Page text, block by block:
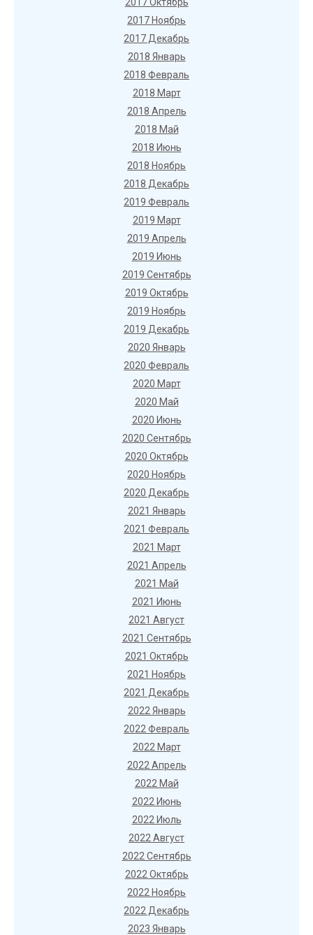
2017 Ноябрь
2017 Декабрь
2018 Январь
2018 Февраль
2018 Март
2018 Апрель
2018 Май
2018 Июнь
2018 Ноябрь
2018 Декабрь
2019 Февраль
2019 Март
2019 Апрель
2019 Июнь
2019 Сентябрь
2019 Октябрь
2019 Ноябрь
2019 Декабрь
2020 Январь
2020 Февраль
2020 Март
2020 Май
2020 Июнь
2020 Сентябрь
2020 Октябрь
2020 Ноябрь
2020 Декабрь
2021 Январь
2021 Февраль
2021 Март
2021 Апрель
2021 Май
2021 Июнь
2021 Август
2021 Сентябрь
2021 Октябрь
2021 Ноябрь
2021 Декабрь
2022 Январь
2022 Февраль
2022 Март
2022 Апрель
2022 Май
2022 Июнь
2022 Июль
2022 Август
2022 Сентябрь
2022 Октябрь
2022 Ноябрь
2022 Декабрь
2023 Январь